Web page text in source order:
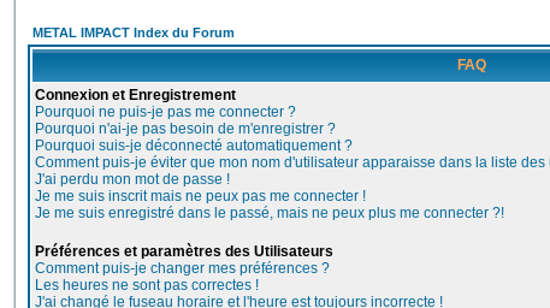
METAL IMPACT Index du Forum
FAQ
Connexion et Enregistrement
Pourquoi ne puis-je pas me connecter ?
Pourquoi n'ai-je pas besoin de m'enregistrer ?
Pourquoi suis-je déconnecté automatiquement ?
Comment puis-je éviter que mon nom d'utilisateur apparaisse dans la liste
J'ai perdu mon mot de passe !
Je me suis inscrit mais ne peux pas me connecter !
Je me suis enregistré dans le passé, mais ne peux plus me connecter ?!
Préférences et paramètres des Utilisateurs
Comment puis-je changer mes préférences ?
Les heures ne sont pas correctes !
J'ai changé le fuseau horaire et l'heure est toujours incorrecte !